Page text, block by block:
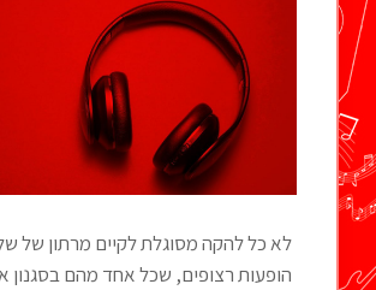
לא כל להקה מסוגלת לקיים מרתון של
הופעות רצופים, שכל אחד מהם בסגנון